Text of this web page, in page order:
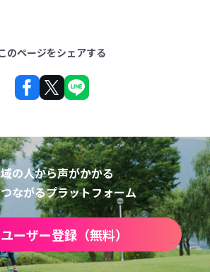
のページをシェアする
の人から声がかかる
ながるプラットフォーム
ーザー登録（無料）